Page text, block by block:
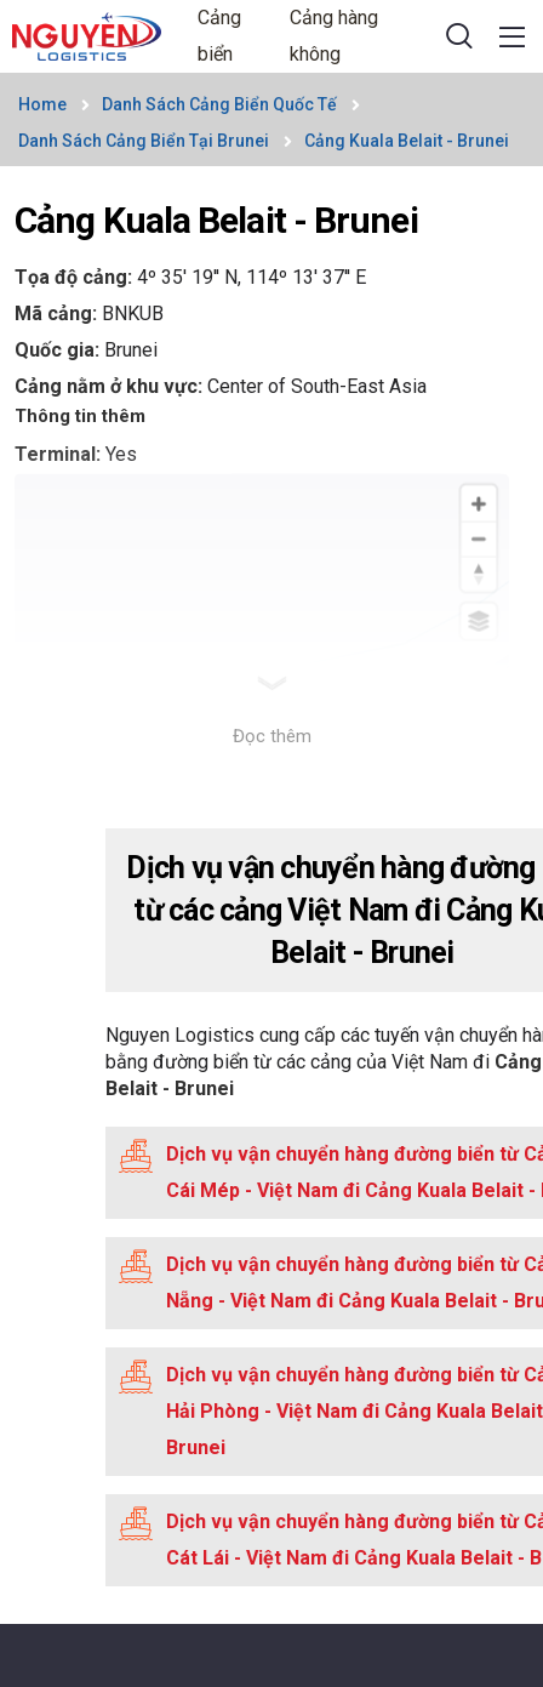
Cảng
biển
Cảng hàng
không
Home
Danh Sách Cảng Biển Quốc Tế
Danh Sách Cảng Biển Tại Brunei
Cảng Kuala Belait - Brunei
Cảng Kuala Belait - Brunei
Tọa độ cảng: 4º 35' 19'' N, 114º 13' 37'' E
Mã cảng: BNKUB
Quốc gia: Brunei
Cảng nằm ở khu vực: Center of South-East Asia
Thông tin thêm
Terminal: Yes
Đọc thêm
Dịch vụ vận chuyển hàng
từ các cảng Việt Nam đi Cảng
Belait - Brunei
Nguyen Logistics cung cấp các tuyến vận chuyển
bằng đường biển từ các cảng của Việt Nam đi
Belait - Brunei
Dịch vụ vận chuyển hàng đường biển từ
Cái Mép - Việt Nam đi Cảng Kuala Belait -
Dịch vụ vận chuyển hàng đường biển từ
Nẵng - Việt Nam đi Cảng Kuala Belait -
Dịch vụ vận chuyển hàng đường biển từ
Hải Phòng - Việt Nam đi Cảng Kuala
Brunei
Dịch vụ vận chuyển hàng đường biển từ
Cát Lái - Việt Nam đi Cảng Kuala Belait -